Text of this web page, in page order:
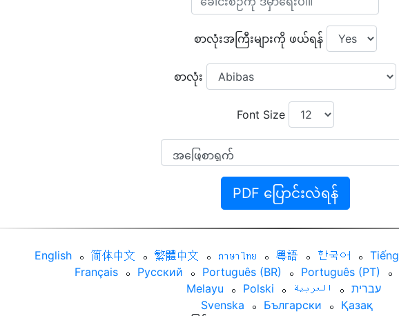
စာလုံးအကြီးများကို ဖယ်ရန်
စာလုံး
Font Size
PDF ပြောင်းလဲရန်
English ⚬ 简体中文 ⚬ 繁體中文 ⚬ ภาษาไทย ⚬ 粵語 ⚬ 한국어 ⚬
Français ⚬ Русский ⚬ Português (BR) ⚬ Português (PT) ⚬
Melayu
⚬ Polski ⚬ العربية‏ ⚬ עברית‏
Svenska
⚬ Български ⚬ Қазақ